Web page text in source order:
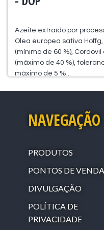
Azeite extraído por
Olea europea sativa
(mínimo de 60 %),
(máximo de 40 %),
máximo de 5 %...
NAVEGAÇÃO
PRODUTOS
PONTOS DE VENDA
DIVULGAÇÃO
POLÍTICA DE
PRIVACIDADE